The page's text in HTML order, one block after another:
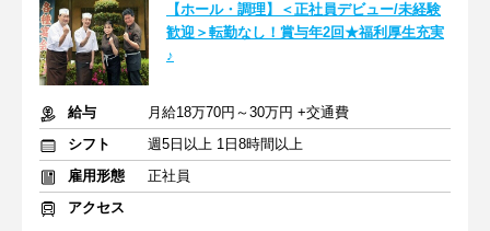
【ホール・調理】＜正社員デビュー/未経験
歓迎＞転勤なし！賞与年2回★福利厚生充実
♪
給与
月給18万70円～30万円 +交通費
シフト
週5日以上 1日8時間以上
雇用形態
正社員
アクセス